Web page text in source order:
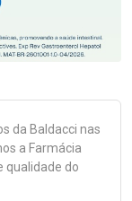
da Baldacci nas
a Farmácia
qualidade do